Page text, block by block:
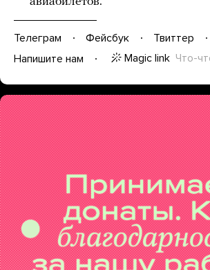
Телеграм Фейсбук Твиттер
Напишите нам
Magic link Что-